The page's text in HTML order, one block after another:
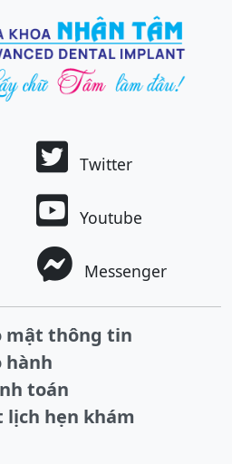
Twitter
Youtube
Messenger
mật thông tin
hành
toán
lịch hẹn khám